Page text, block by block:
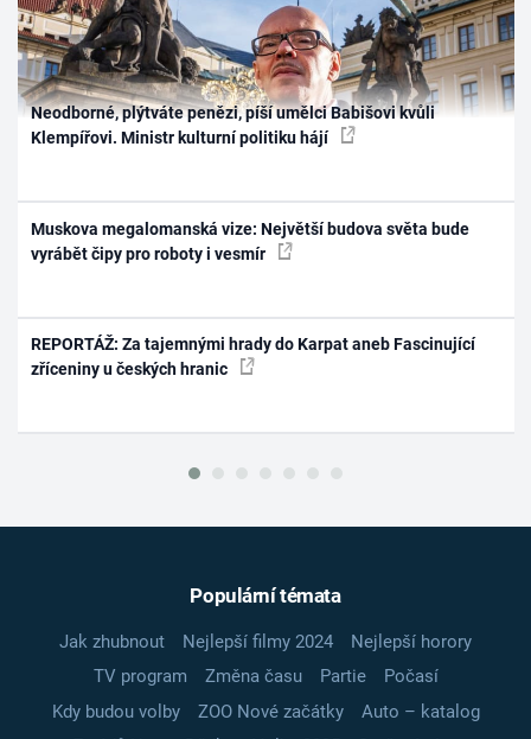
Neodborné, plýtváte penězi, píší umělci Babišovi kvůli
Klempířovi. Ministr kulturní politiku hájí
Muskova megalomanská vize: Největší budova světa bude
vyrábět čipy pro roboty i vesmír
REPORTÁŽ: Za tajemnými hrady do Karpat aneb Fascinující
zříceniny u českých hranic
Populární témata
Jak zhubnout Nejlepší filmy 2024
Nejlepší horory
TV program
Změna času Partie
Počasí
Kdy budou volby
ZOO Nové začátky
Auto – katalog